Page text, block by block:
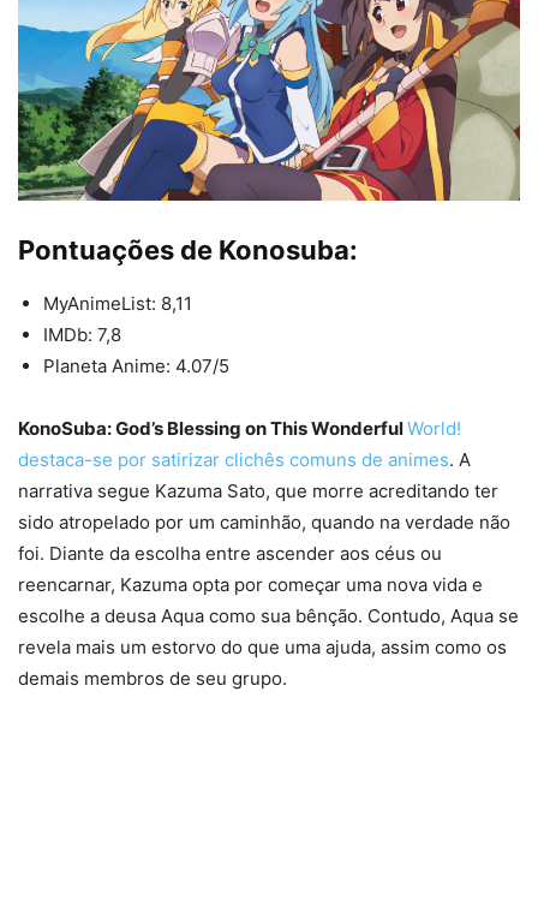
Pontuações de Konosuba:
MyAnimeList: 8,11
IMDb: 7,8
Planeta Anime: 4.07/5
KonoSuba: God’s Blessing on This WonderfulWorld!
destaca-se por satirizar clichês comuns de animes. A
narrativa segue Kazuma Sato, que morre acreditando ter
sido atropelado por um caminhão, quando na verdade não
foi. Diante da escolha entre ascender aos céus ou
reencarnar, Kazuma opta por começar uma nova vida e
escolhe a deusa Aqua como sua bênção. Contudo, Aqua se
revela mais um estorvo do que uma ajuda, assim como os
demais membros de seu grupo.